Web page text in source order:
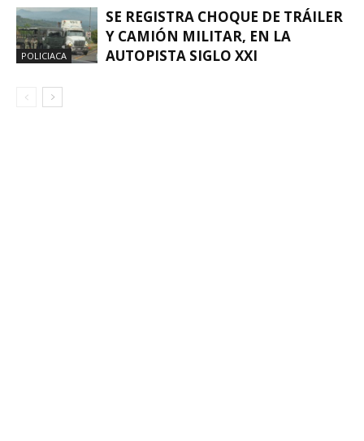
POLICIACA
SE REGISTRA CHOQUE DE TRÁILER
Y CAMIÓN MILITAR, EN LA
AUTOPISTA SIGLO XXI